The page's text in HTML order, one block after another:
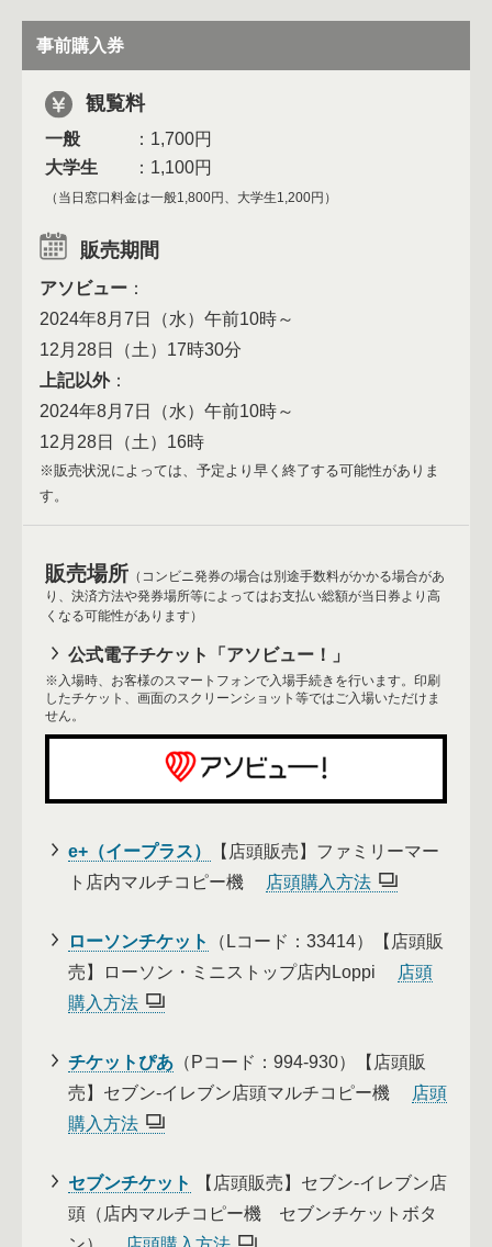
事前購入券
観覧料
一般
：1,700円
大学生
：1,100円
（当日窓口料金は一般1,800円、大学生1,200円）
販売期間
アソビュー
2024年8月7日（水）午前10時～
12月28日（土）17時30分
上記以外
2024年8月7日（水）午前10時～
12月28日（土）16時
※販売状況によっては、予定より早く終了する可能性がありま
す。
販売場所 （コンビニ発券の場合は別途手数料がかかる場合があ
り、決済方法や発券場所等によってはお支払い総額が当日券より高
くなる可能性があります）
公式電子チケット「アソビュー！」
※入場時、お客様のスマートフォンで入場手続きを行います。印刷
したチケット、画面のスクリーンショット等ではご入場いただけま
せん。
e+（イープラス）
【店頭販売】ファミリーマー
ト店内マルチコピー機
店頭購入方法
ローソンチケット
（Lコード：33414）【店頭販
売】ローソン・ミニストップ店内Loppi
店頭
購入方法
チケットぴあ （Pコード：994-930）【店頭販
売】セブン-イレブン店頭マルチコピー機
店頭
購入方法
セブンチケット
【店頭販売】セブン-イレブン店
頭（店内マルチコピー機 セブンチケットボタ